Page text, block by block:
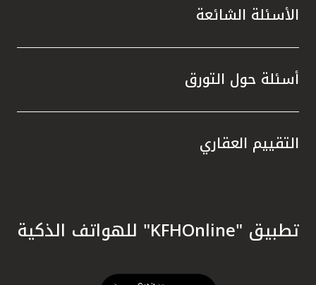
الأسئلة الشائعة
أسئلة حول التورق
التقييم العقاري
تطبيق "KFHOnline" للهواتف الذكية